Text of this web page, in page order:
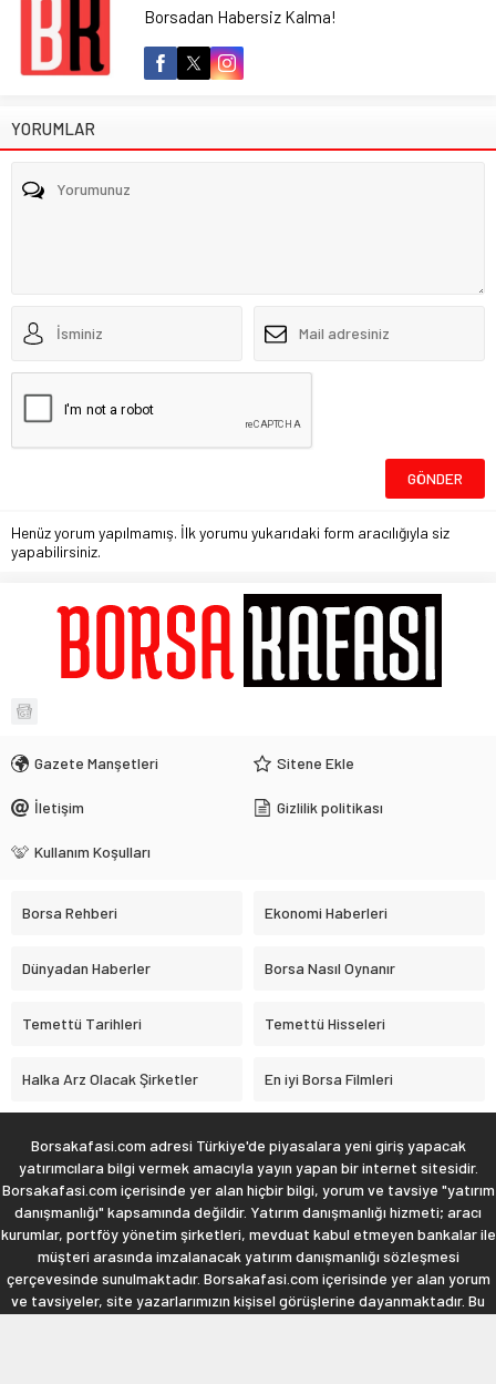
Borsadan Habersiz Kalma!
YORUMLAR
Henüz yorum yapılmamış. İlk yorumu yukarıdaki form aracılığıyla siz
yapabilirsiniz.
Gazete Manşetleri Sitene Ekle
İletişim Gizlilik politikası
Kullanım Koşulları
Borsa Rehberi Ekonomi Haberleri
Dünyadan Haberler Borsa Nasıl Oynanır
Temettü Tarihleri Temettü Hisseleri
Halka Arz Olacak Şirketler En iyi Borsa Filmleri
Borsakafasi.com adresi Türkiye'de piyasalara yeni giriş yapacak
yatırımcılara bilgi vermek amacıyla yayın yapan bir internet sitesidir.
Borsakafasi.com içerisinde yer alan hiçbir bilgi, yorum ve tavsiye "yatırım
danışmanlığı" kapsamında değildir. Yatırım danışmanlığı hizmeti; aracı
kurumlar, portföy yönetim şirketleri, mevduat kabul etmeyen bankalar ile
müşteri arasında imzalanacak yatırım danışmanlığı sözleşmesi
çerçevesinde sunulmaktadır. Borsakafasi.com içerisinde yer alan yorum
ve tavsiyeler, site yazarlarımızın kişisel görüşlerine dayanmaktadır. Bu